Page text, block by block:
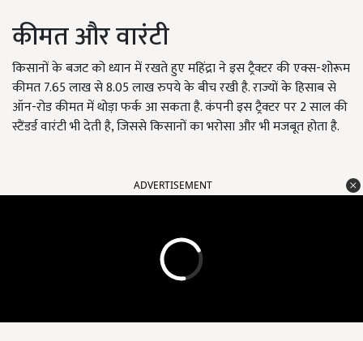
कीमत और वारंटी
किसानों के बजट को ध्यान में रखते हुए महिंद्रा ने इस ट्रैक्टर की एक्स-शोरूम
कीमत 7.65 लाख से 8.05 लाख रुपये के बीच रखी है. राज्यों के हिसाब से
ऑन-रोड कीमत में थोड़ा फर्क आ सकता है. कंपनी इस ट्रैक्टर पर 2 साल की
स्टैंडर्ड वारंटी भी देती है, जिससे किसानों का भरोसा और भी मजबूत होता है.
ADVERTISEMENT